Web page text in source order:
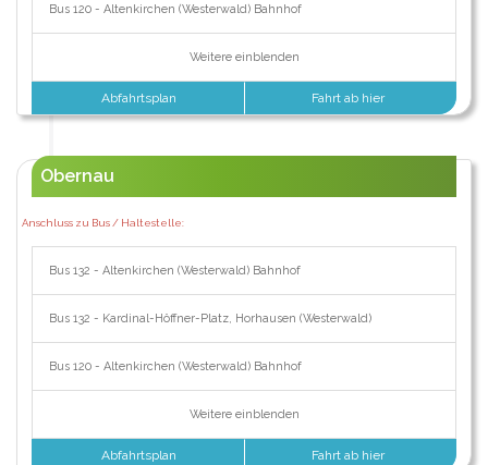
Bus 120 - Altenkirchen (Westerwald) Bahnhof
Weitere einblenden
Abfahrtsplan Fahrt ab hier
Obernau
Anschluss zu Bus / Haltestelle:
Bus 132 - Altenkirchen (Westerwald) Bahnhof
Bus 132 - Kardinal-Höffner-Platz, Horhausen (Westerwald)
Bus 120 - Altenkirchen (Westerwald) Bahnhof
Weitere einblenden
Abfahrtsplan Fahrt ab hier